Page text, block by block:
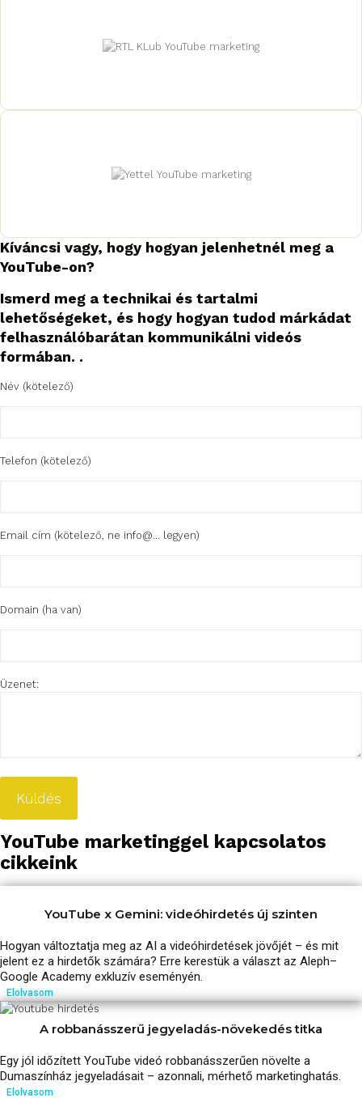
Kíváncsi vagy, hogy hogyan jelenhetnél meg a
YouTube-on?
Ismerd meg a technikai és tartalmi
lehetőségeket, és hogy hogyan tudod márkádat
felhasználóbarátan kommunikálni videós
formában. .
Név (kötelező)
Telefon (kötelező)
Email cím (kötelező, ne info@... legyen)
Domain (ha van)
Üzenet:
YouTube marketinggel kapcsolatos
cikkeink
YouTube x Gemini: videóhirdetés új szinten
Hogyan változtatja meg az AI a videóhirdetések jövőjét – és mit
jelent ez a hirdetők számára? Erre kerestük a választ az Aleph–
Google Academy exkluzív eseményén.
Elolvasom
A robbanásszerű jegyeladás-növekedés titka
Egy jól időzített YouTube videó robbanásszerűen növelte a
Dumaszínház jegyeladásait – azonnali, mérhető marketinghatás.
Elolvasom